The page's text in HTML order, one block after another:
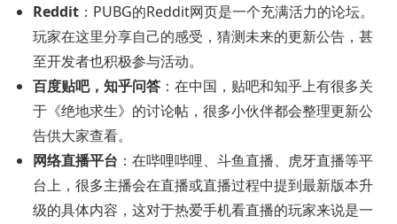
Reddit ：PUBG的Reddit网页是一个充满活力的论坛。
玩家在这里分享自己的感受，猜测未来的更新公告，甚
至开发者也积极参与活动。
百度贴吧，知乎问答 ：在中国，贴吧和知乎上有很多关
于《绝地求生》的讨论帖，很多小伙伴都会整理更新公
告供大家查看。
网络直播平台 ：在哔哩哔哩、斗鱼直播、虎牙直播等平
台上，很多主播会在直播或直播过程中提到最新版本升
级的具体内容，这对于热爱手机看直播的玩家来说是一